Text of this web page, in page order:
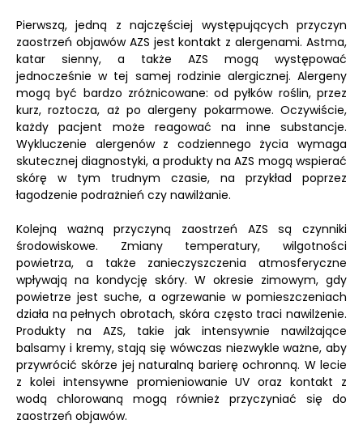
Pierwszą, jedną z najczęściej występujących przyczyn
zaostrzeń objawów AZS jest kontakt z alergenami. Astma,
katar sienny, a także AZS mogą występować
jednocześnie w tej samej rodzinie alergicznej. Alergeny
mogą być bardzo zróżnicowane: od pyłków roślin, przez
kurz, roztocza, aż po alergeny pokarmowe. Oczywiście,
każdy pacjent może reagować na inne substancje.
Wykluczenie alergenów z codziennego życia wymaga
skutecznej diagnostyki, a produkty na AZS mogą wspierać
skórę w tym trudnym czasie, na przykład poprzez
łagodzenie podrażnień czy nawilżanie.
Kolejną ważną przyczyną zaostrzeń AZS są czynniki
środowiskowe. Zmiany temperatury, wilgotności
powietrza, a także zanieczyszczenia atmosferyczne
wpływają na kondycję skóry. W okresie zimowym, gdy
powietrze jest suche, a ogrzewanie w pomieszczeniach
działa na pełnych obrotach, skóra często traci nawilżenie.
Produkty na AZS, takie jak intensywnie nawilżające
balsamy i kremy, stają się wówczas niezwykle ważne, aby
przywrócić skórze jej naturalną barierę ochronną. W lecie
z kolei intensywne promieniowanie UV oraz kontakt z
wodą chlorowaną mogą również przyczyniać się do
zaostrzeń objawów.